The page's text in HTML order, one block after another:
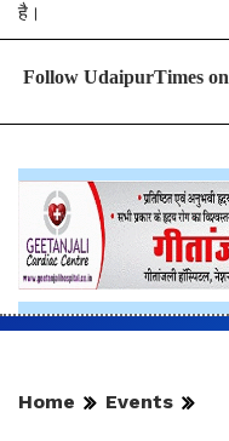
है।
Follow UdaipurTimes on
Home Events